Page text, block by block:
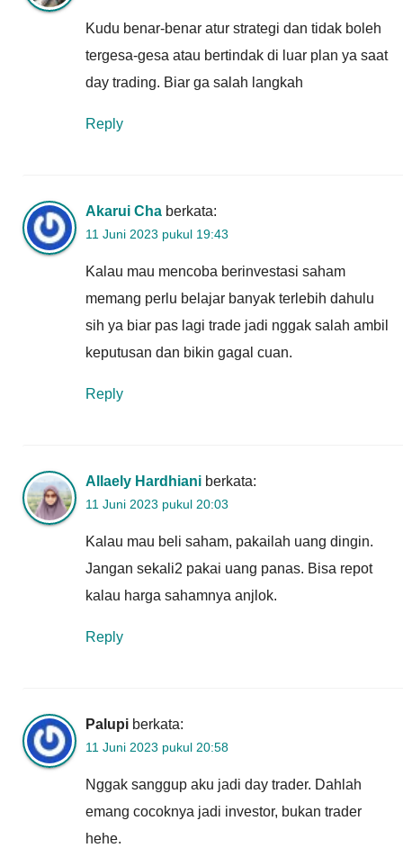
Kudu benar-benar atur strategi dan tidak boleh
tergesa-gesa atau bertindak di luar plan ya saat
day trading. Biar ga salah langkah
Reply
Akarui Cha berkata:
11 Juni 2023 pukul 19:43
Kalau mau mencoba berinvestasi saham
memang perlu belajar banyak terlebih dahulu
sih ya biar pas lagi trade jadi nggak salah ambil
keputusan dan bikin gagal cuan.
Reply
Allaely Hardhiani berkata:
11 Juni 2023 pukul 20:03
Kalau mau beli saham, pakailah uang dingin.
Jangan sekali2 pakai uang panas. Bisa repot
kalau harga sahamnya anjlok.
Reply
Palupi berkata:
11 Juni 2023 pukul 20:58
Nggak sanggup aku jadi day trader. Dahlah
emang cocoknya jadi investor, bukan trader
hehe.